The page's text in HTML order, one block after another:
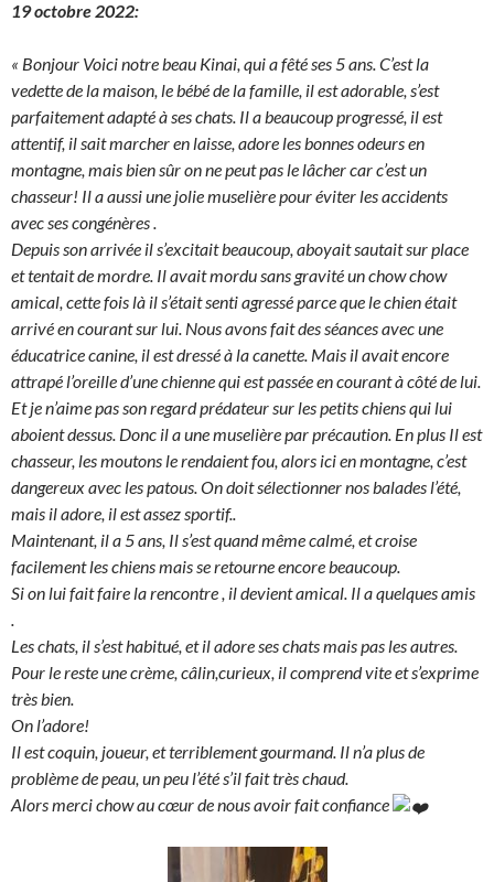
19 octobre 2022:
« Bonjour Voici notre beau Kinai, qui a fêté ses 5 ans. C’est la
vedette de la maison, le bébé de la famille, il est adorable, s’est
parfaitement adapté à ses chats. Il a beaucoup progressé, il est
attentif, il sait marcher en laisse, adore les bonnes odeurs en
montagne, mais bien sûr on ne peut pas le lâcher car c’est un
chasseur! Il a aussi une jolie muselière pour éviter les accidents
avec ses congénères .
Depuis son arrivée il s’excitait beaucoup, aboyait sautait sur place
et tentait de mordre. Il avait mordu sans gravité un chow chow
amical, cette fois là il s’était senti agressé parce que le chien était
arrivé en courant sur lui. Nous avons fait des séances avec une
éducatrice canine, il est dressé à la canette. Mais il avait encore
attrapé l’oreille d’une chienne qui est passée en courant à côté de lui.
Et je n’aime pas son regard prédateur sur les petits chiens qui lui
aboient dessus. Donc il a une muselière par précaution. En plus Il est
chasseur, les moutons le rendaient fou, alors ici en montagne, c’est
dangereux avec les patous. On doit sélectionner nos balades l’été,
mais il adore, il est assez sportif..
Maintenant, il a 5 ans, Il s’est quand même calmé, et croise
facilement les chiens mais se retourne encore beaucoup.
Si on lui fait faire la rencontre , il devient amical. Il a quelques amis
.
Les chats, il s’est habitué, et il adore ses chats mais pas les autres.
Pour le reste une crème, câlin,curieux, il comprend vite et s’exprime
très bien.
On l’adore!
Il est coquin, joueur, et terriblement gourmand. Il n’a plus de
problème de peau, un peu l’été s’il fait très chaud.
Alors merci chow au cœur de nous avoir fait confiance